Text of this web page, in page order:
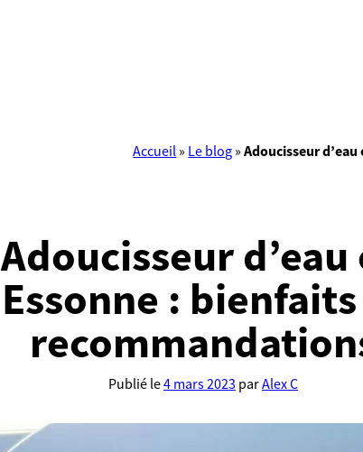
Accueil » Le blog »Adoucisseur
Adoucisseur d’eau
Essonne :
Publié le4 mars 2023 parAlex C